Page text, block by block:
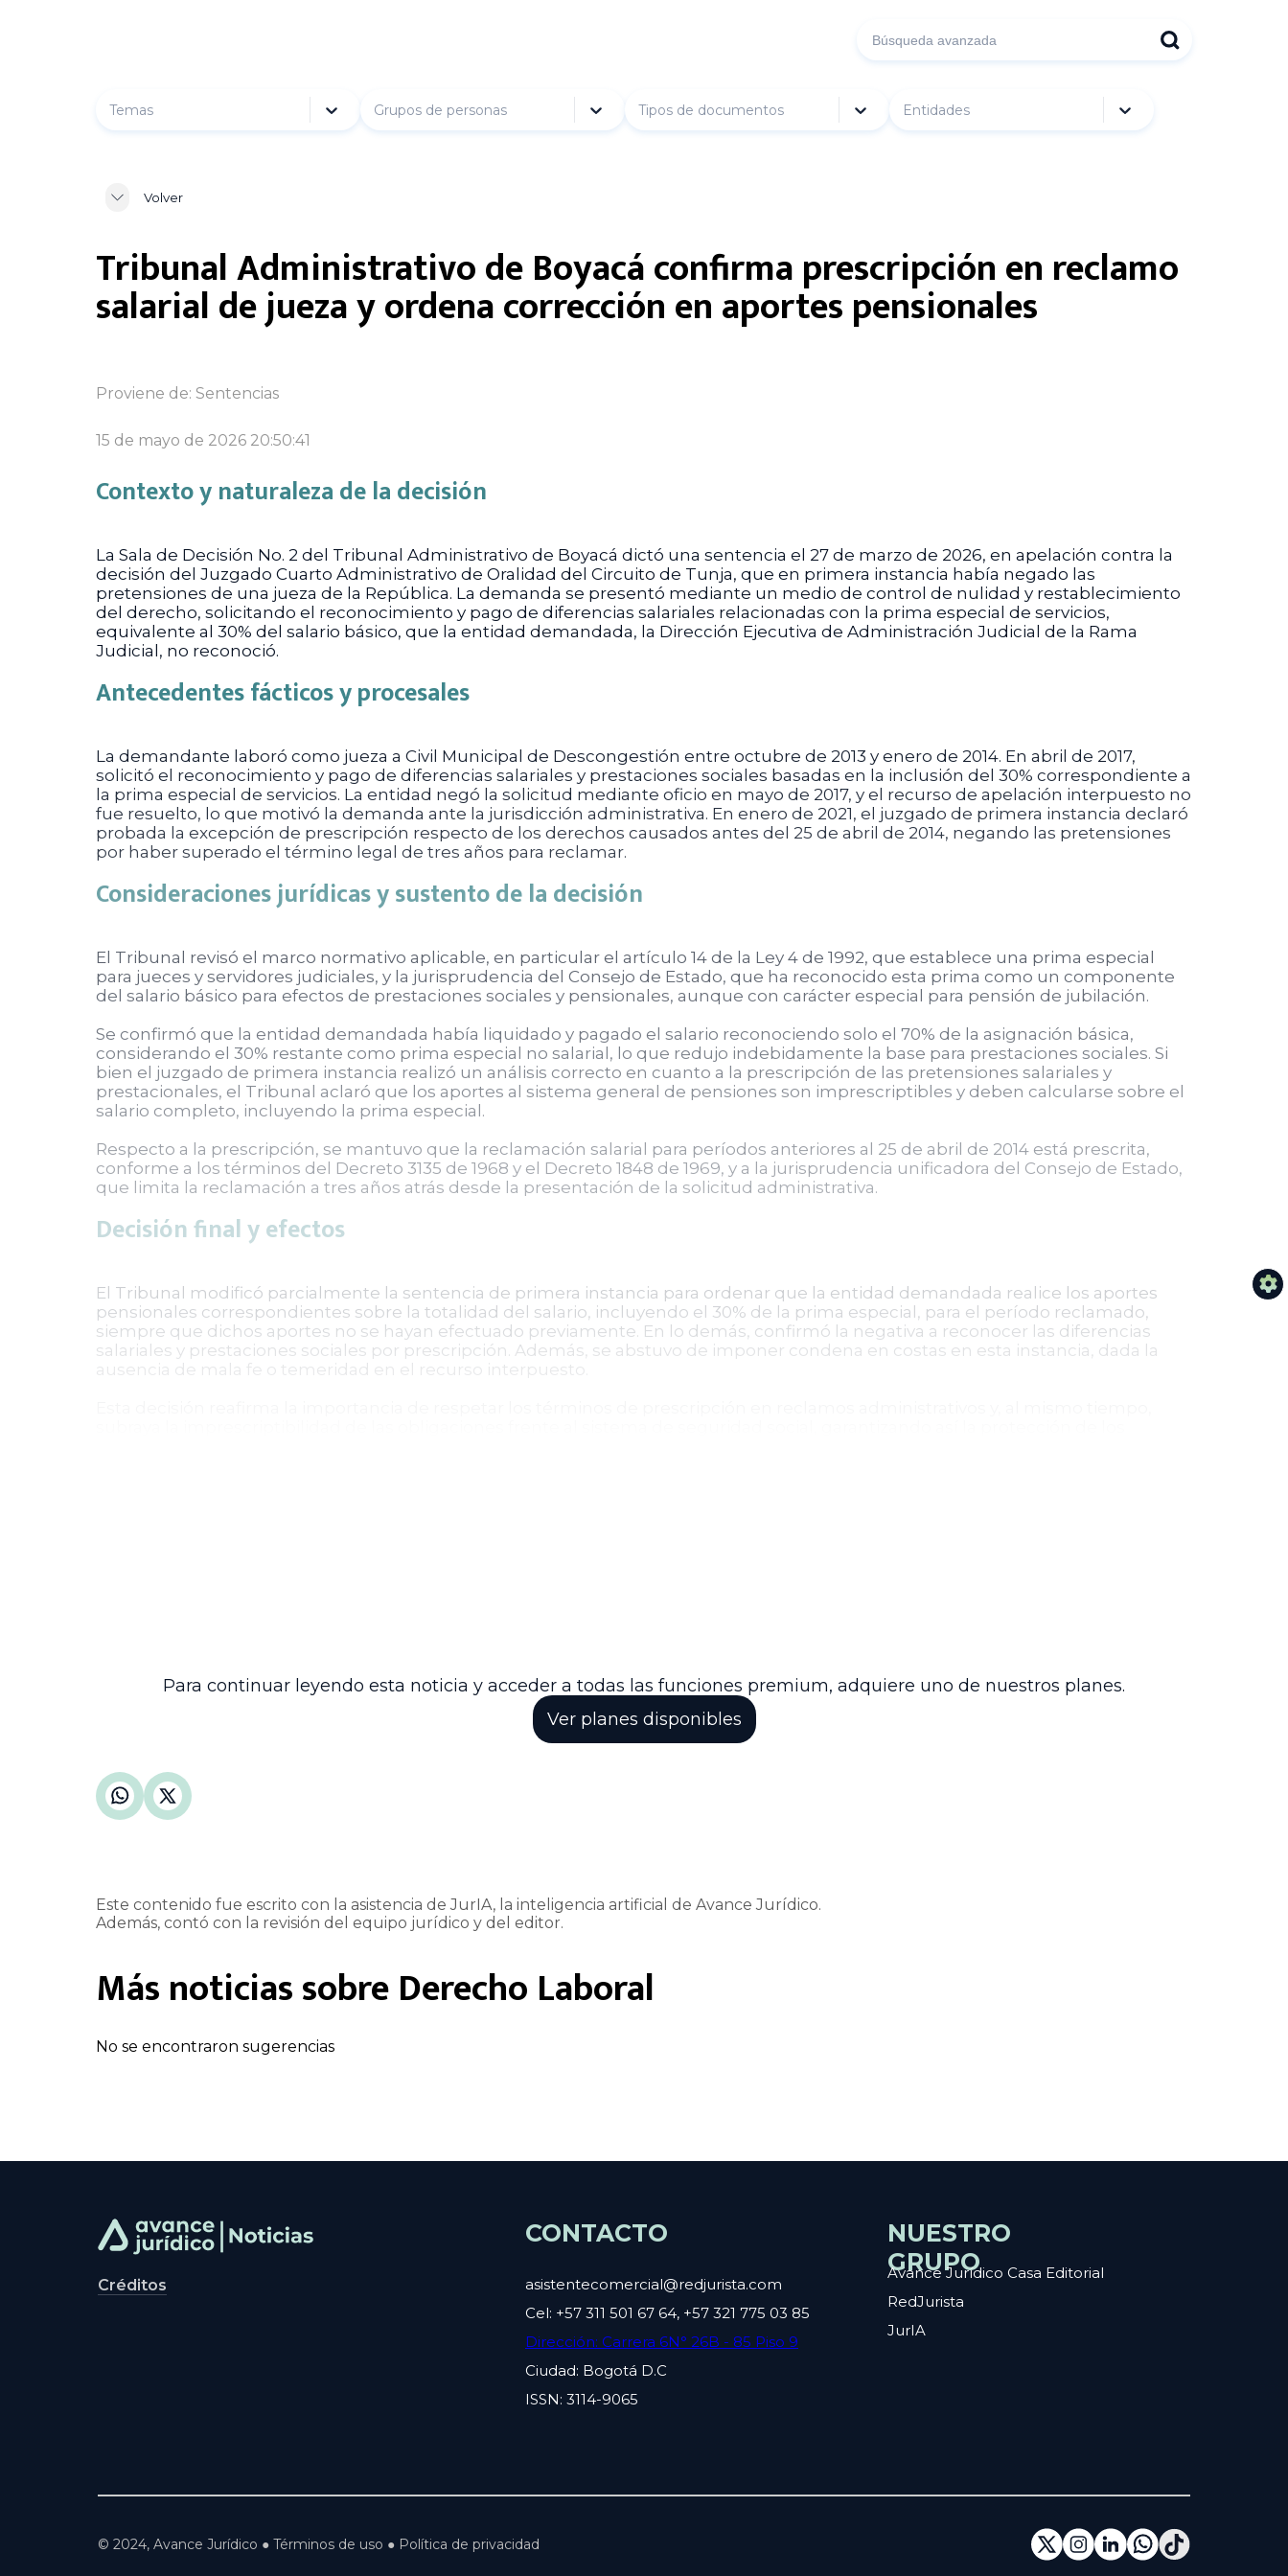
Temas Grupos de personas Tipos de documentos Entidades
Volver
Tribunal Administrativo de Boyacá confirma prescripción en reclamo
salarial de jueza y ordena corrección en aportes pensionales
Proviene de: Sentencias
15 de mayo de 2026 20:50:41
Contexto y naturaleza de la decisión
La Sala de Decisión No. 2 del Tribunal Administrativo de Boyacá dictó una sentencia el 27 de marzo de 2026, en apelación contra la
decisión del Juzgado Cuarto Administrativo de Oralidad del Circuito de Tunja, que en primera instancia había negado las
pretensiones de una jueza de la República. La demanda se presentó mediante un medio de control de nulidad y restablecimiento
del derecho, solicitando el reconocimiento y pago de diferencias salariales relacionadas con la prima especial de servicios,
equivalente al 30% del salario básico, que la entidad demandada, la Dirección Ejecutiva de Administración Judicial de la Rama
Judicial, no reconoció.
Antecedentes fácticos y procesales
La demandante laboró como jueza a Civil Municipal de Descongestión entre octubre de 2013 y enero de 2014. En abril de 2017,
solicitó el reconocimiento y pago de diferencias salariales y prestaciones sociales basadas en la inclusión del 30% correspondiente a
la prima especial de servicios. La entidad negó la solicitud mediante oficio en mayo de 2017, y el recurso de apelación interpuesto no
fue resuelto, lo que motivó la demanda ante la jurisdicción administrativa. En enero de 2021, el juzgado de primera instancia declaró
probada la excepción de prescripción respecto de los derechos causados antes del 25 de abril de 2014, negando las pretensiones
por haber superado el término legal de tres años para reclamar.
Consideraciones jurídicas y sustento de la decisión
El Tribunal revisó el marco normativo aplicable, en particular el artículo 14 de la Ley 4 de 1992, que establece una prima especial
para jueces y servidores judiciales, y la jurisprudencia del Consejo de Estado, que ha reconocido esta prima como un componente
del salario básico para efectos de prestaciones sociales y pensionales, aunque con carácter especial para pensión de jubilación.
Se confirmó que la entidad demandada había liquidado y pagado el salario reconociendo solo el 70% de la asignación básica,
considerando el 30% restante como prima especial no salarial, lo que redujo indebidamente la base para prestaciones sociales. Si
bien el juzgado de primera instancia realizó un análisis correcto en cuanto a la prescripción de las pretensiones salariales y
prestacionales, el Tribunal aclaró que los aportes al sistema general de pensiones son imprescriptibles y deben calcularse sobre el
salario completo, incluyendo la prima especial.
Respecto a la prescripción, se mantuvo que la reclamación salarial para períodos anteriores al 25 de abril de 2014 está prescrita,
conforme a los términos del Decreto 3135 de 1968 y el Decreto 1848 de 1969, y a la jurisprudencia unificadora del Consejo de Estado,
que limita la reclamación a tres años atrás desde la presentación de la solicitud administrativa.
Decisión final y efectos
El Tribunal modificó parcialmente la sentencia de primera instancia para ordenar que la entidad demandada realice los aportes
pensionales correspondientes sobre la totalidad del salario, incluyendo el 30% de la prima especial, para el período reclamado,
siempre que dichos aportes no se hayan efectuado previamente. En lo demás, confirmó la negativa a reconocer las diferencias
salariales y prestaciones sociales por prescripción. Además, se abstuvo de imponer condena en costas en esta instancia, dada la
ausencia de mala fe o temeridad en el recurso interpuesto.
Para continuar leyendo esta noticia y acceder a todas las funciones premium, adquiere uno de nuestros planes.
Ver planes disponibles
Este contenido fue escrito con la asistencia de JurIA, la inteligencia artificial de Avance Jurídico.
Además, contó con la revisión del equipo jurídico y del editor.
Más noticias sobreDerecho Laboral
No se encontraron sugerencias
Créditos
CONTACTO
asistentecomercial@redjurista.com
Cel: +57 311 501 67 64, +57 321 775 03 85
Dirección: Carrera 6N° 26B - 85 Piso 9
Ciudad: Bogotá D.C
ISSN: 3114-9065
NUESTRO
GRUPO
Avance Jurídico Casa Editorial
RedJurista
JurIA
© 2024, Avance Jurídico ● Términos de uso ● Política de privacidad